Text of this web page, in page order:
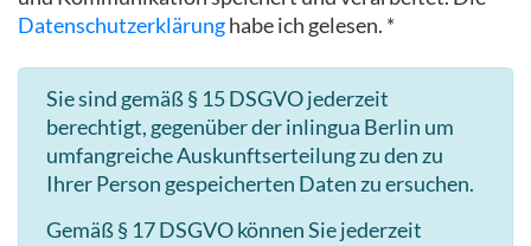
Datenschutzerklärunghabe ich gelesen. *
Sie sind gemäß § 15 DSGVO jederzeit
berechtigt, gegenüber der inlingua Berlin um
umfangreiche Auskunftserteilung zu den zu
Ihrer Person gespeicherten Daten zu ersuchen.
Gemäß § 17 DSGVO können Sie jederzeit